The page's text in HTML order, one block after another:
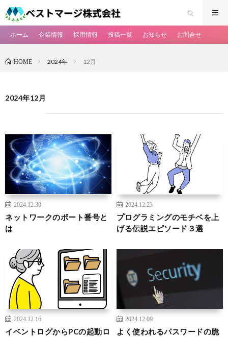
ホーム 企業情報 採用情報 投稿一覧 お知らせ お問合せ
HOME 2024年 12月
2024年12月
2024.12.30
ネットワークのポート番号と
は
2024.12.23
プログラミングのモチベを上
げる伝説エピソード３選
2024.12.16
イベントログからPCの起動ロ
2024.12.09
よく使われるパスワードの脆